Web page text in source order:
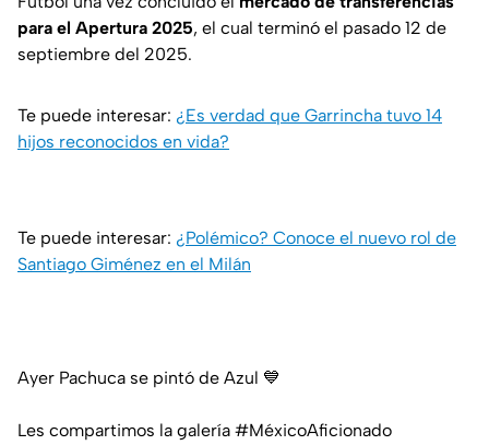
para el Apertura 2025, el cual terminó el pasado 12 de
septiembre del 2025.
Te puede interesar: ¿Es verdad que Garrincha tuvo 14
hijos reconocidos en vida?
Te puede interesar: ¿Polémico? Conoce el nuevo rol de
Santiago Giménez en el Milán
Ayer Pachuca se pintó de Azul 💙
Les compartimos la galería #MéxicoAficionado